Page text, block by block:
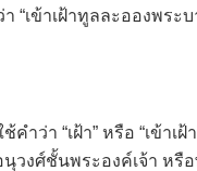
“เข้าเฝ้าทูลละอองพระบ
คำว่า “เฝ้า” หรือ “เข้า
นุวงศ์ชั้นพระองค์เจ้า หรื